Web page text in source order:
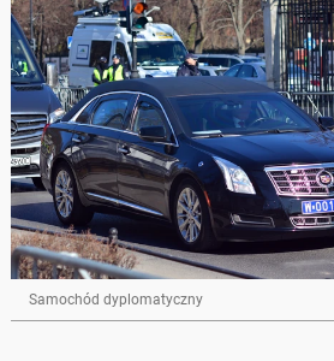
Samochód dyplomatyczny